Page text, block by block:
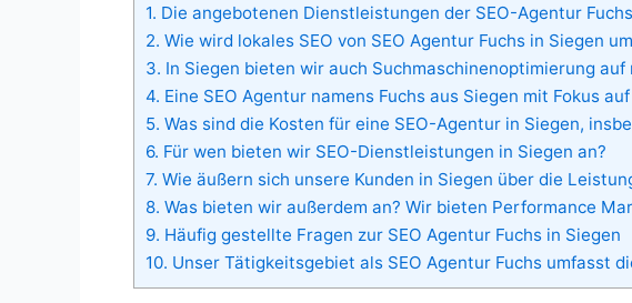
1. Die angebotenen Dienstleistungen der SEO-Agentur
2. Wie wird lokales SEO von SEO Agentur Fuchs in Siegen
3. In Siegen bieten wir auch Suchmaschinenoptimierung auf
4. Eine SEO Agentur namens Fuchs aus Siegen mit Fokus
5. Was sind die Kosten für eine SEO-Agentur in Siegen,
6. Für wen bieten wir SEO-Dienstleistungen in Siegen an?
7. Wie äußern sich unsere Kunden in Siegen über die
8. Was bieten wir außerdem an? Wir bieten Performance
9. Häufig gestellte Fragen zur SEO Agentur Fuchs in Siegen
10. Unser Tätigkeitsgebiet als SEO Agentur Fuchs umfasst